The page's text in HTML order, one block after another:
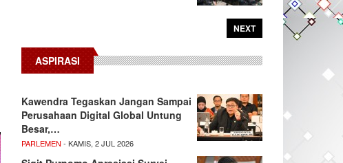
NEXT
ASPIRASI
Kawendra Tegaskan Jangan Sampai
Perusahaan Digital Global Untung
Besar,…
PARLEMEN - KAMIS, 2 JUL 2026